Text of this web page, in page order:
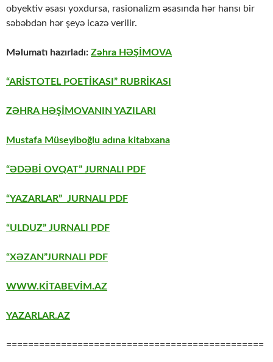
obyektiv əsası yoxdursa, rasionalizm əsasında hər hansı bir
səbəbdən hər şeyə icazə verilir.
Məlumatı hazırladı: Zəhra HƏŞİMOVA
“ARİSTOTEL POETİKASI” RUBRİKASI
ZƏHRA HƏŞİMOVANIN YAZILARI
Mustafa Müseyiboğlu adına kitabxana
“ƏDƏBİ OVQAT” JURNALI PDF
“YAZARLAR” JURNALI PDF
“ULDUZ” JURNALI PDF
“XƏZAN”JURNALI PDF
WWW.KİTABEVİM.AZ
YAZARLAR.AZ
===============================================